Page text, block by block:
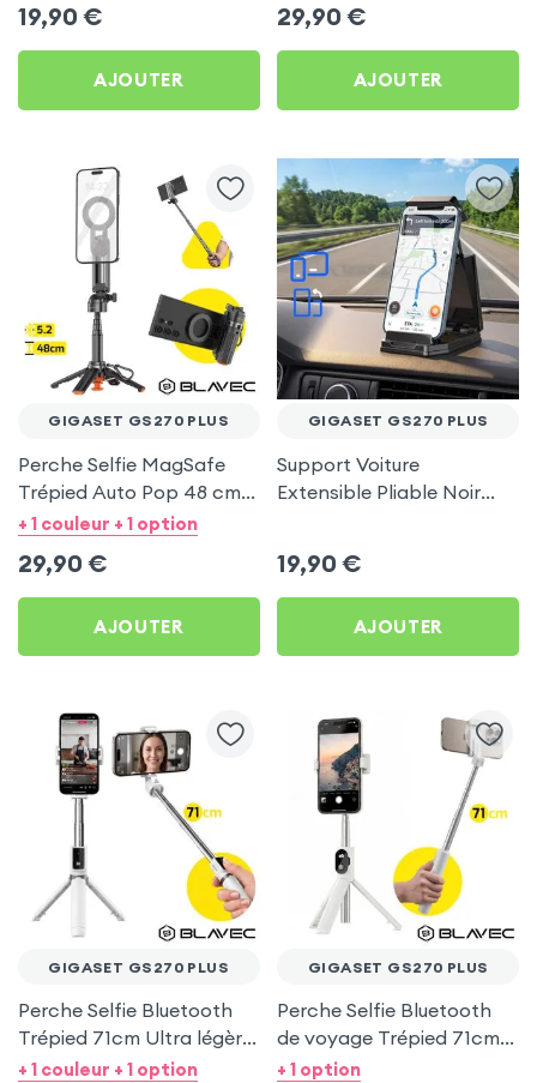
19,90 €
AJOUTER
29,90 €
AJOUTER
GIGASET GS270 PLUS
Perche Selfie MagSafe
Trépied Auto Pop 48 cm
Noir pour Gigaset GS270
+ 1 couleur + 1 option
29,90 €
AJOUTER
GIGASET GS270 PLUS
Support Voiture
Extensible Pliable Noir
19,90 €
AJOUTER
GIGASET GS270 PLUS
Perche Selfie Bluetooth
Trépied 71cm Ultra légère
Blanc pour Gigaset
+ 1 couleur + 1 option
GIGASET GS270 PLUS
Perche Selfie Bluetooth
de voyage Trépied 71cm -
Blanc pour Gigaset
+ 1 option